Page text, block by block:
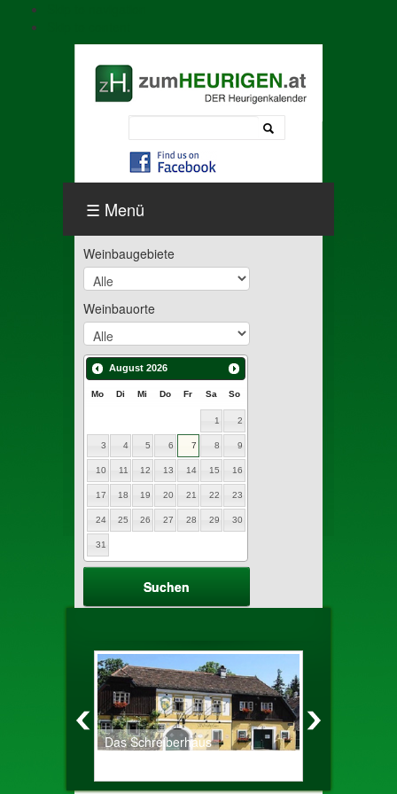
Menü
Weinbaugebiete
Weinbauorte
August 2026
Mo Di Mi Do Fr Sa So
1 2
3 4 5 6 7 8 9
10 11 12 13 14 15 16
17 18 19 20 21 22 23
24 25 26 27 28 29 30
31
Das Schreiberhaus